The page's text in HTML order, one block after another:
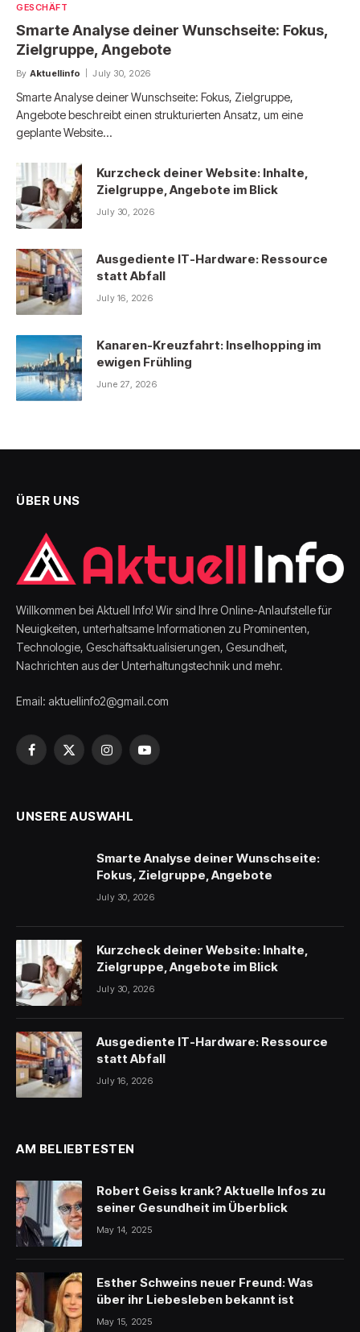
GESCHÄFT
Smarte Analyse deiner Wunschseite: Fokus,
Zielgruppe, Angebote
By Aktuellinfo July 30, 2026
Smarte Analyse deiner Wunschseite: Fokus, Zielgruppe,
Angebote beschreibt einen strukturierten Ansatz, um eine
geplante Website…
Kurzcheck deiner Website: Inhalte,
Zielgruppe, Angebote im Blick
July 30, 2026
Ausgediente IT-Hardware: Ressource
statt Abfall
July 16, 2026
Kanaren-Kreuzfahrt: Inselhopping im
ewigen Frühling
June 27, 2026
ÜBER UNS
Willkommen bei Aktuell Info! Wir sind Ihre Online-Anlaufstelle für
Neuigkeiten, unterhaltsame Informationen zu Prominenten,
Technologie, Geschäftsaktualisierungen, Gesundheit,
Nachrichten aus der Unterhaltungstechnik und mehr.
Email: aktuellinfo2@gmail.com
Facebook
X
InstagramYouTube
UNSERE AUSWAHL
Smarte Analyse deiner Wunschseite:
Fokus, Zielgruppe, Angebote
July 30, 2026
Kurzcheck deiner Website: Inhalte,
Zielgruppe, Angebote im Blick
July 30, 2026
Ausgediente IT-Hardware: Ressource
statt Abfall
July 16, 2026
AM BELIEBTESTEN
Robert Geiss krank? Aktuelle Infos zu
seiner Gesundheit im Überblick
May 14, 2025
Esther Schweins neuer Freund: Was
über ihr Liebesleben bekannt ist
May 15, 2025